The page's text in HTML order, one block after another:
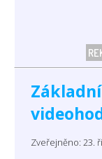
Zveřejněno: 23.